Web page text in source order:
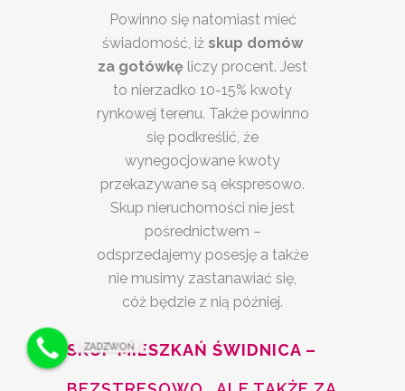
Powinno się natomiast mieć
świadomość, iż skup domów
za gotówkę liczy procent. Jest
to nierzadko 10-15% kwoty
rynkowej terenu. Także powinno
się podkreślić, że
wynegocjowane kwoty
przekazywane są ekspresowo.
Skup nieruchomości nie jest
pośrednictwem –
odsprzedajemy posesję a także
nie musimy zastanawiać się,
cóż będzie z nią później.
SKUP MIESZKAŃ ŚWIDNICA –
ZADZWOŃ